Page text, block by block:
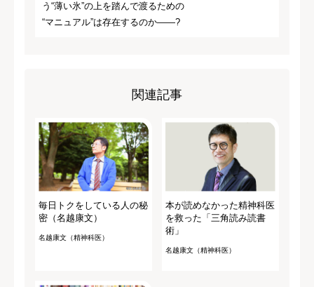
う“薄い氷”の上を踏んで渡るための
“マニュアル”は存在するのか――?
関連記事
毎日トクをしている人の秘
密（名越康文）
名越康文（精神科医）
本が読めなかった精神科医
を救った「三角読み読書
術」
名越康文（精神科医）